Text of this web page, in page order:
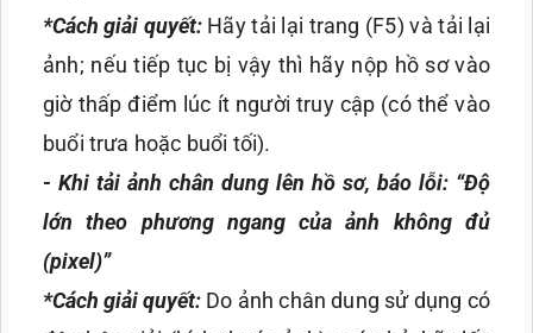
*Cách giải quyết: Hãy tải lại trang (F5) và tải lại
ảnh; nếu tiếp tục bị vậy thì hãy nộp hồ sơ vào
giờ thấp điểm lúc ít người truy cập (có thể vào
buổi trưa hoặc buổi tối).
- Khi tải ảnh chân dung lên hồ sơ, báo lỗi: “Độ
lớn theo phương ngang của ảnh không đủ
(pixel)”
*Cách giải quyết: Do ảnh chân dung sử dụng có